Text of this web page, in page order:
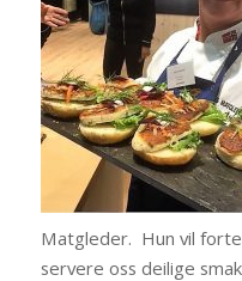
Matgleder. Hun vil
servere oss deilige